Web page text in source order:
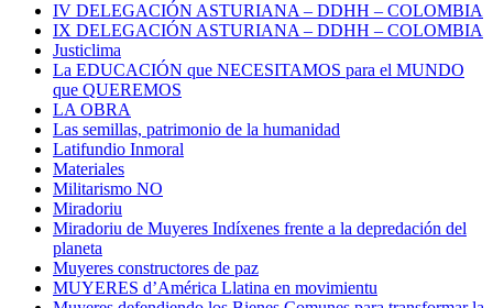
IV DELEGACIÓN ASTURIANA – DDHH – COLOMBIA
IX DELEGACIÓN ASTURIANA – DDHH – COLOMBIA
Justiclima
La EDUCACIÓN que NECESITAMOS para el MUNDO
que QUEREMOS
LA OBRA
Las semillas, patrimonio de la humanidad
Latifundio Inmoral
Materiales
Militarismo NO
Miradoriu
Miradoriu de Muyeres Indíxenes frente a la depredación del
planeta
Muyeres constructores de paz
MUYERES d’América Llatina en movimientu